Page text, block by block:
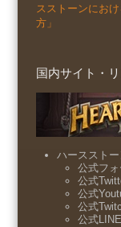
スストーンにお
方」
国内サイト・
ハーススト
公式フ
公式
公式
公式
公式